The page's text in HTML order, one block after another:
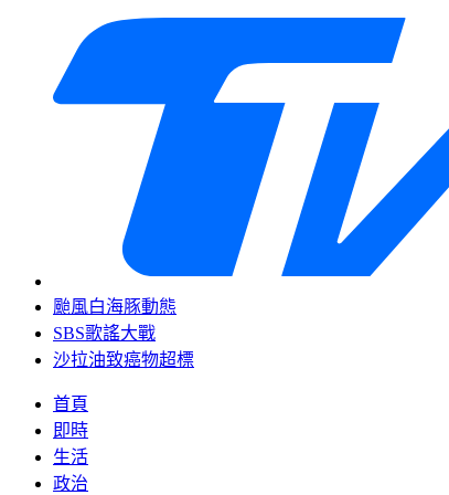
颱風白海豚動態
SBS歌謠大戰
沙拉油致癌物超標
首頁
即時
生活
政治